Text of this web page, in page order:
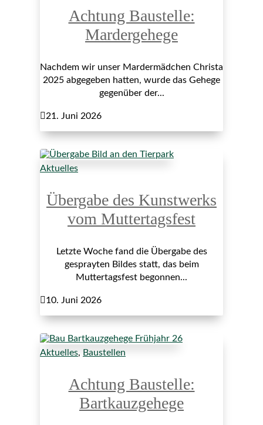
Achtung Baustelle:
Mardergehege
Nachdem wir unser Mardermädchen Christa
2025 abgegeben hatten, wurde das Gehege
gegenüber der...
21. Juni 2026
Aktuelles
Übergabe des Kunstwerks
vom Muttertagsfest
Letzte Woche fand die Übergabe des
gesprayten Bildes statt, das beim
Muttertagsfest begonnen...
10. Juni 2026
Aktuelles, Baustellen
Achtung Baustelle:
Bartkauzgehege